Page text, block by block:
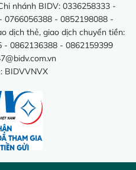
nhánh BIDV: 0336258333 -
0766056388 - 0852198088 -
dịch thẻ, giao dịch chuyển tiền:
- 0862136388 - 0862159399
BIDVVNVX